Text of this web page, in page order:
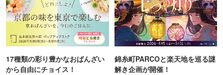
17種類の彩り豊かなおばんざい
から自由にチョイス！
錦糸町PARCOと楽天地を巡る謎
解き企画が開催！